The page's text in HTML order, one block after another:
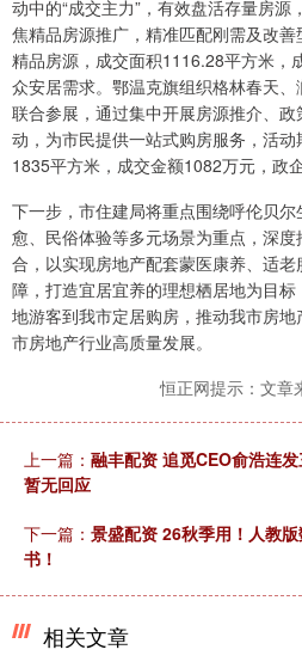
动中的“成交主力”，有效盘活存量房
焦精品房源推广，精准匹配刚需及改
精品房源，成交面积1116.28平方米，
众安居需求。鄂温克旗组织格林春天
联合参展，通过集中开展房源推介、
动，为市民提供一站式购房服务，活
1835平方米，成交金额1082万元，政
下一步，市住建局将重点围绕呼伦贝
愈、民俗体验等多元场景为重点，深
合，以实现房地产配套蒙医康养、适
障，打造宜居宜养的理想栖居地为目
地游客到我市定居购房，推动我市房
市房地产行业高质量发展。
恒正网提示：文章
上一篇： 融丰配资 追觅CEO俞浩连
暂无回应
下一篇： 景盛配资 26秋季用！人教
书！
相关文章